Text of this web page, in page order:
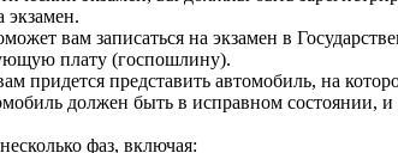
экзамен.
вам записаться на экзамен в
плату (госпошлину).
придется представить автомобиль, на
должен быть в исправном
фаз, включая: